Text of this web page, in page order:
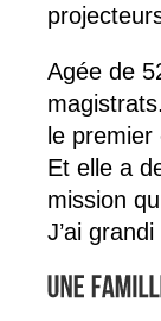
Agée de
le
Et elle a
mission
J’ai